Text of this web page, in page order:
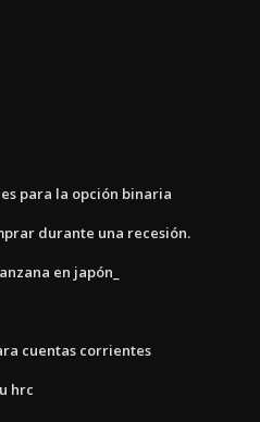
para la opción binaria
durante una recesión.
en japón_
cuentas corrientes
hrc